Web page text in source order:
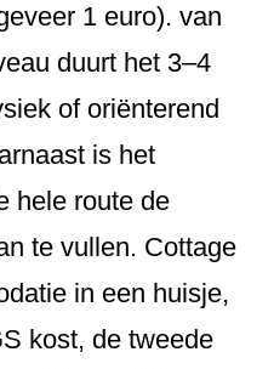
1 euro). van
duurt het 3–4
of oriënterend
is het
hele route de
te vullen. Cottage
in een huisje,
kost, de tweede